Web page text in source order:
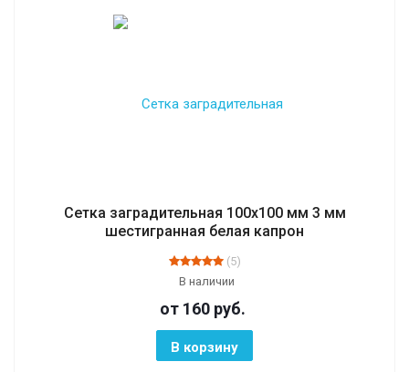
Сетка заградительная 100х100 мм 3 мм
шестигранная белая капрон
(5)
В наличии
от 160 руб.
В корзину